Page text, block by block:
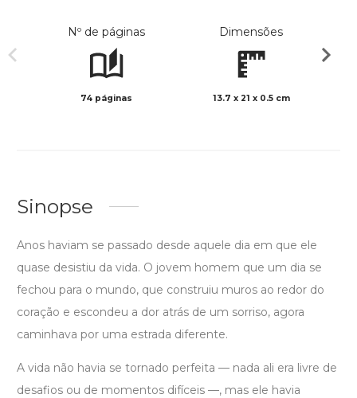
Nº de páginas
74 páginas
Dimensões
13.7 x 21 x 0.5 cm
Sinopse
Anos haviam se passado desde aquele dia em que ele
quase desistiu da vida. O jovem homem que um dia se
fechou para o mundo, que construiu muros ao redor do
coração e escondeu a dor atrás de um sorriso, agora
caminhava por uma estrada diferente.
A vida não havia se tornado perfeita — nada ali era livre de
desafios ou de momentos difíceis —, mas ele havia